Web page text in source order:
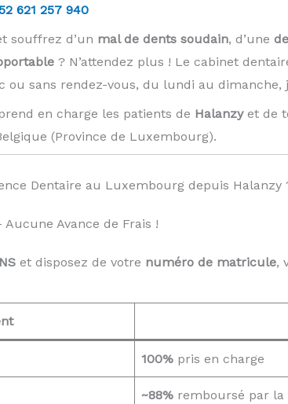
621 257 940
souffrez d’un mal de dents soudain, d’une
? N’attendez plus ! Le cabinet
ou sans rendez-vous, du lundi au
en charge les patients de Halanzyet de
(Province de Luxembourg).
Dentaire au Luxembourg depuis Halanzy
Aucune Avance de Frais !
et disposez de votre numéro de matricule,
100%pris en charge
~88%remboursé par la